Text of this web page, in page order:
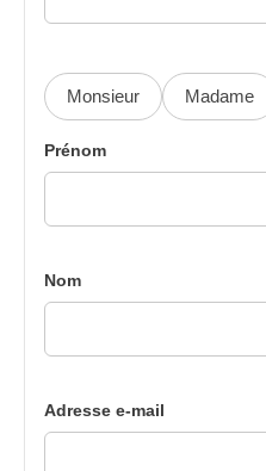
Monsieur Madame
Prénom
Nom
Adresse e-mail